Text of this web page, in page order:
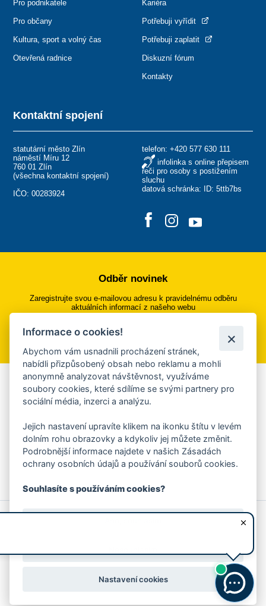
Kontaktní spojení
statutární město Zlín
náměstí Míru 12
760 01 Zlín
(všechna kontaktní spojení)
IČO: 00283924
telefon: +420 577 630 111
infolinka s online přepisem
řeči pro osoby s postižením
sluchu
datová schránka: ID: 5ttb7bs
Pro podnikatele
Pro občany
Kultura, sport a volný čas
Otevřená radnice
Kariéra
Potřebuji vyřídit
Potřebuji zaplatit
Diskuzní fórum
Kontakty
Odběr novinek
Zaregistrujte svou e-mailovou adresu k pravidelnému odběru
aktuálních informací z našeho webu
Přihlásit se k odběru
Aplikace Mobilní rozhlas
Chcete dostávat do svého mobilu či mailu upozornění na
ankety, pozvánky na kulturní a sportovní akce?
Více informací o aplikaci
© 2026 Magistrát města Zlína
Prohlášení o používání cookies
Informace o cookies!
Abychom vám usnadnili procházení stránek,
nabídli přizpůsobený obsah nebo reklamu a mohli
anonymně analyzovat návštěvnost, využíváme
soubory cookies, které sdílíme se svými partnery pro
sociální média, inzerci a analýzu.
Jejich nastavení upravíte klikem na ikonku štítu v levém
dolním rohu obrazovky a kdykoliv jej můžete změnit.
Podrobnější informace najdete v našich Zásadách
ochrany osobních údajů a používání souborů cookies.
Souhlasíte s používáním cookies?
Nastavení cookies